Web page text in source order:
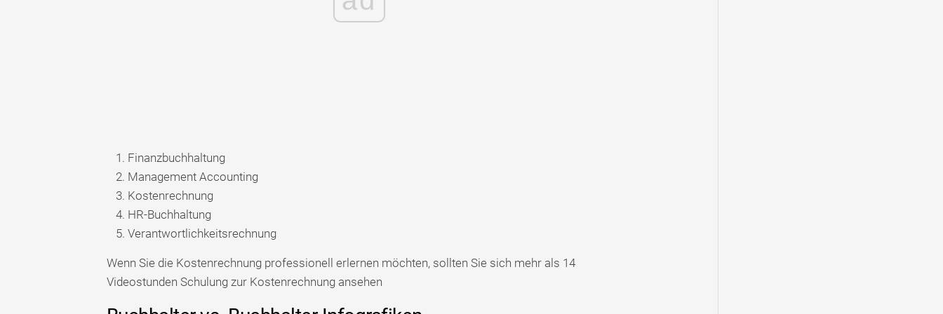
Finanzbuchhaltung
Management Accounting
Kostenrechnung
HR-Buchhaltung
Verantwortlichkeitsrechnung
Wenn Sie die Kostenrechnung professionell erlernen möchten, sollten Sie sich mehr als 14
Videostunden Schulung zur Kostenrechnung ansehen